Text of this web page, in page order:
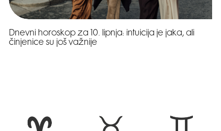
Dnevni horoskop za 10. lipnja: intuicija je jaka, ali
činjenice su još važnije